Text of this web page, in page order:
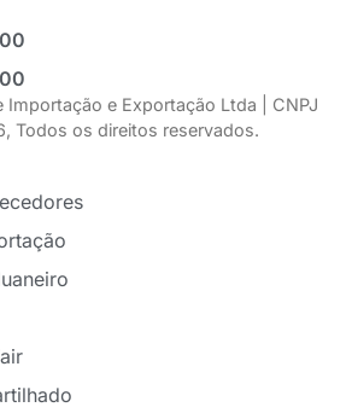
e Exportação Ltda | CNPJ
Todos os direitos reservados.